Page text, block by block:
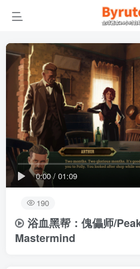
0:00/ 01:09
190
浴血黑帮：傀儡师/
Mastermind